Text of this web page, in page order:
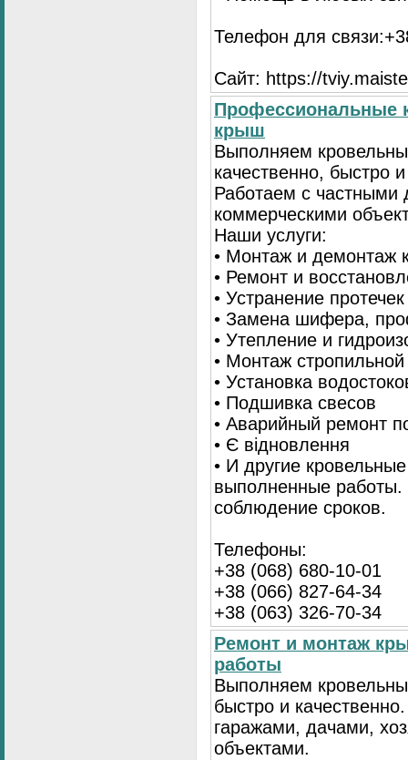
Телефон для
Сайт: https://
Профессиональные
крыш
Выполняем
качественно, быстро
Работаем с
коммерческими
Наши услуги:
• Монтаж и демонтаж
• Ремонт и
• Устранение протечек
• Замена шифера,
• Утепление и
• Монтаж
• Установка
• Подшивка свесов
• Аварийный ремонт
• Є відновлення
• И другие
выполненные работы.
соблюдение сроков.
Телефоны:
+38 (068) 680-10-01
+38 (066) 827-64-34
+38 (063) 326-70-34
Ремонт и монтаж
работы
Выполняем
быстро и
гаражами, дачами,
объектами.